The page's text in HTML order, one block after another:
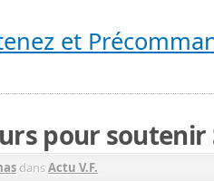
et
pour soutenir
dansActu V.F.